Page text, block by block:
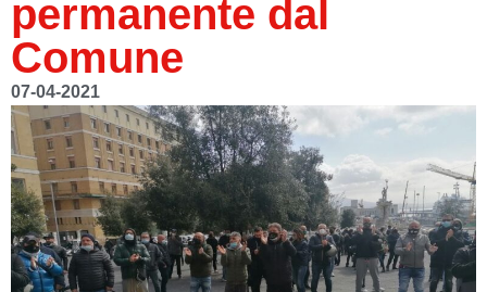
permanente dal
Comune
07-04-2021